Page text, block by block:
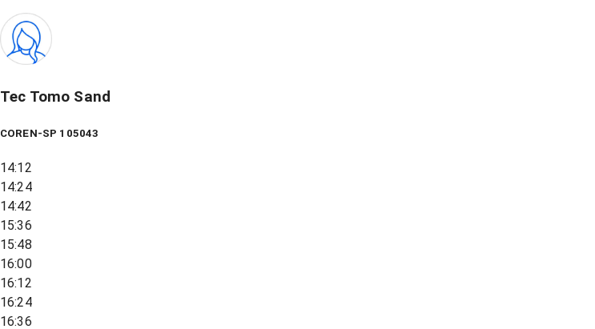
Tec Tomo Sand
COREN-SP 105043
14:12
14:24
14:42
15:36
15:48
16:00
16:12
16:24
16:36